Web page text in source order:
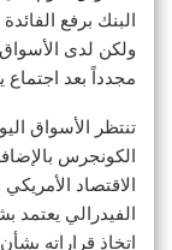
ولكن لدى الأسواق
مجدداً بعد اجتماع
تنتظر الأسواق
الكونجرس
الاقتصاد
الفيدرالي
اتخاذ قراراته